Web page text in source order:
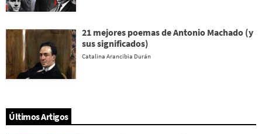
21 mejores poemas de Antonio Machado (y
sus significados)
Catalina Arancibia Durán
Últimos Artigos